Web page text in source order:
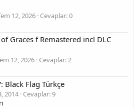
12, 2026 Cevaplar: 0
of Graces f Remastered incl DLC
12, 2026 Cevaplar: 2
Black Flag Türkçe
2014 Cevaplar: 9